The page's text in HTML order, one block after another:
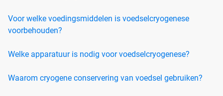
Voor welke voedingsmiddelen is voedselcryogenese
voorbehouden?
Welke apparatuur is nodig voor voedselcryogenese?
Waarom cryogene conservering van voedsel gebruiken?